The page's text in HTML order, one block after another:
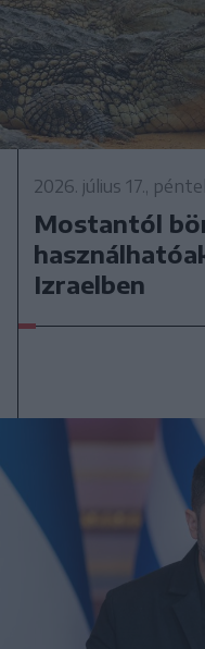
2026. július 17.,
Mostantól
Izraelben